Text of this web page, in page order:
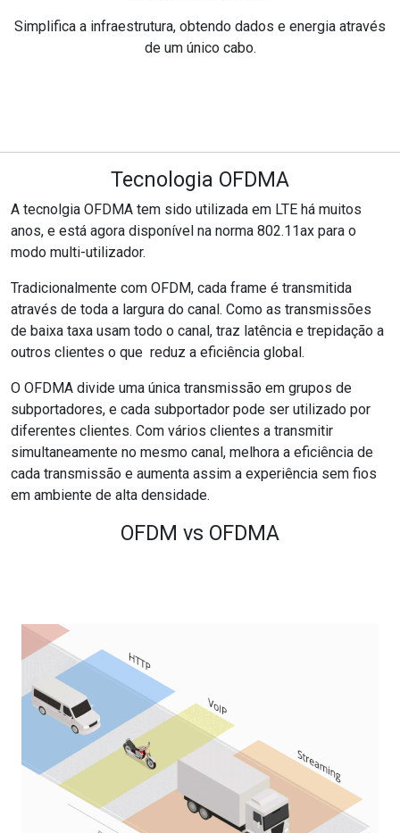
Simplifica a infraestrutura, obtendo dados e energia através
de um único cabo.
Tecnologia OFDMA
A tecnolgia OFDMA tem sido utilizada em LTE há muitos
anos, e está agora disponível na norma 802.11ax para o
modo multi-utilizador.
Tradicionalmente com OFDM, cada frame é transmitida
através de toda a largura do canal. Como as transmissões
de baixa taxa usam todo o canal, traz latência e trepidação a
outros clientes o que reduz a eficiência global.
O OFDMA divide uma única transmissão em grupos de
subportadores, e cada subportador pode ser utilizado por
diferentes clientes. Com vários clientes a transmitir
simultaneamente no mesmo canal, melhora a eficiência de
cada transmissão e aumenta assim a experiência sem fios
em ambiente de alta densidade.
OFDM vs OFDMA